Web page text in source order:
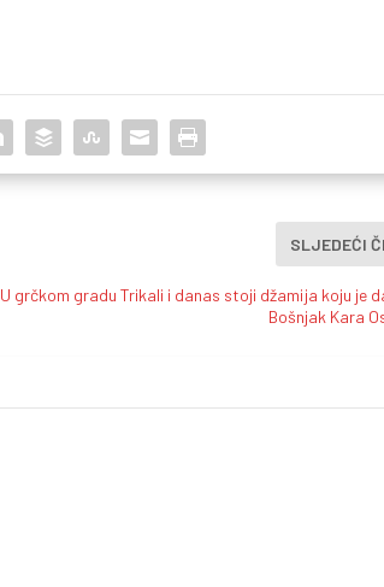
SLJEDEĆI
U grčkom gradu Trikali i danas stoji džamija koju je
Bošnjak Kara